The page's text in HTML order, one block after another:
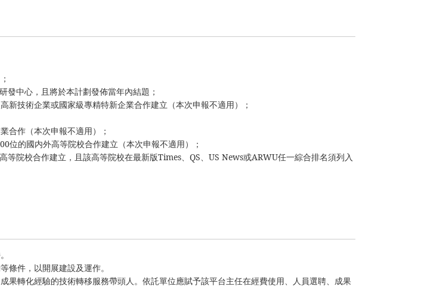
中心，且將於本計劃發佈當年內結題；
技術企業或國家級專精特新企業合作建立（本次申報不適用）；
合作（本次申報不適用）；
位的國内外高等院校合作建立（本次申報不適用）；
院校合作建立，且該高等院校在最新版Times、QS、US News或ARWU任一綜合排名須列入
條件，以開展建設及運作。
果轉化經驗的技術轉移服務帶頭人。依託單位應賦予該平台主任在經費使用、人員選聘、成果